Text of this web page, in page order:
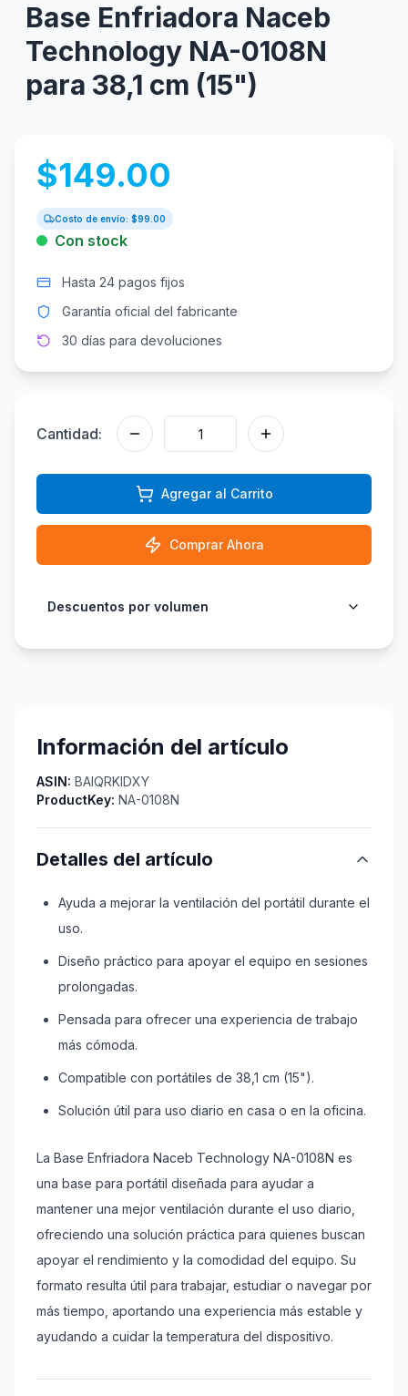
Base Enfriadora Naceb
Technology NA-0108N
para 38,1 cm (15")
$149.00
Costo de envío: $99.00
Con stock
Hasta 24 pagos fijos
Garantía oficial del fabricante
30 días para devoluciones
Cantidad:
Agregar al Carrito
Comprar Ahora
Descuentos por volumen
Información del artículo
ASIN: BAIQRKIDXY
ProductKey: NA-0108N
Detalles del artículo
Ayuda a mejorar la ventilación del portátil durante el
uso.
Diseño práctico para apoyar el equipo en sesiones
prolongadas.
Pensada para ofrecer una experiencia de trabajo
más cómoda.
Compatible con portátiles de 38,1 cm (15").
Solución útil para uso diario en casa o en la oficina.
La Base Enfriadora Naceb Technology NA-0108N es
una base para portátil diseñada para ayudar a
mantener una mejor ventilación durante el uso diario,
ofreciendo una solución práctica para quienes buscan
apoyar el rendimiento y la comodidad del equipo. Su
formato resulta útil para trabajar, estudiar o navegar por
más tiempo, aportando una experiencia más estable y
ayudando a cuidar la temperatura del dispositivo.